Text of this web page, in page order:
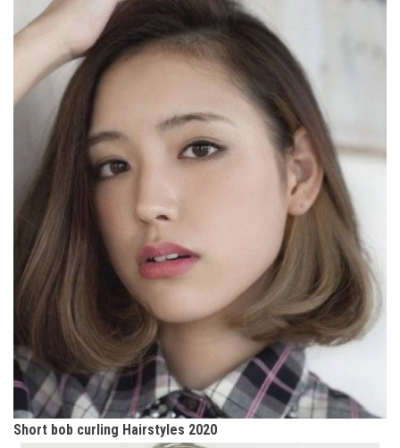
Short bob curling Hairstyles 2020